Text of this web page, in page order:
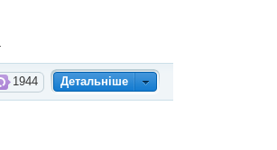
Детальніше
1944